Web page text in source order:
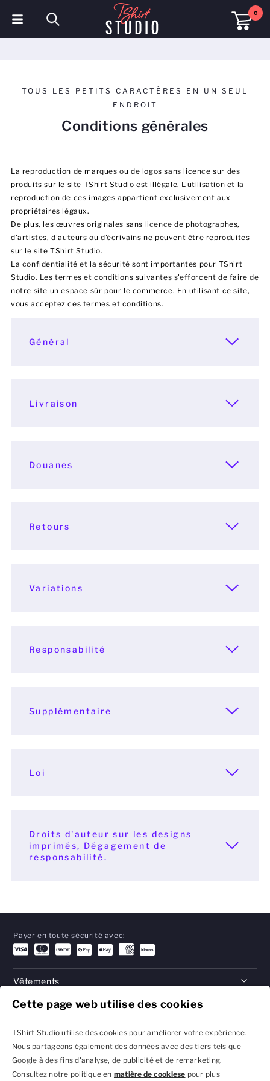
Cette page web utilise des cookies
TShirt Studio utilise des cookies pour améliorer votre expérience.
Nous partageons également des données avec des tiers tels que
Google à des fins d'analyse, de publicité et de remarketing.
Consultez notre politique en matière de cookiese pour plus
0
Vêtements de sport
Vêtements de travail
Polaires & Vestes
Haute visibilité
Hommes
Durable
Serviettes
TOUS LES PETITS CARACTÈRES EN UN SEUL
ENDROIT
Conditions générales
La reproduction de marques ou de logos sans licence sur des
produits sur le site TShirt Studio est illégale. L'utilisation et la
reproduction de ces images appartient exclusivement aux
propriétaires légaux.
De plus, les œuvres originales sans licence de photographes,
d'artistes, d'auteurs ou d'écrivains ne peuvent être reproduites
sur le site TShirt Studio.
La confidentialité et la sécurité sont importantes pour TShirt
Studio. Les termes et conditions suivantes s'efforcent de faire de
notre site un espace sûr pour le commerce. En utilisant ce site,
vous acceptez ces termes et conditions.
Général
Livraison
Douanes
Retours
Variations
Responsabilité
Supplémentaire
Loi
Droits d'auteur sur les designs
imprimés, Dégagement de
responsabilité.
Payer en toute sécurité avec:
Vêtements
Cadeaux
Aide